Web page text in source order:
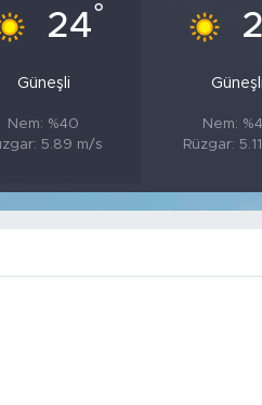
24°
Güneşli
Nem: %40
5.89 m/s
Güneşli
Nem:
Rüzgar: